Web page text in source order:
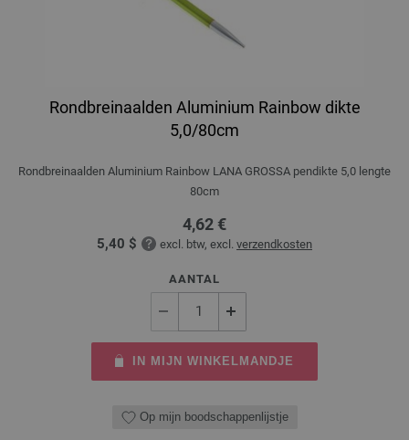
Rondbreinaalden Aluminium Rainbow dikte
5,0/80cm
Rondbreinaalden Aluminium Rainbow LANA GROSSA pendikte 5,0 lengte
80cm
4,62 €
5,40 $ excl. btw, excl. verzendkosten
AANTAL
IN MIJN WINKELMANDJE
Op mijn boodschappenlijstje